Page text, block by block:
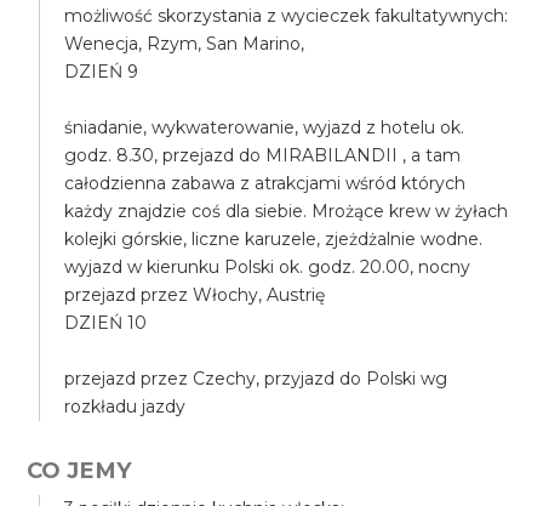
możliwość skorzystania z wycieczek fakultatywnych:
Wenecja, Rzym, San Marino,
DZIEŃ 9
śniadanie, wykwaterowanie, wyjazd z hotelu ok.
godz. 8.30, przejazd do MIRABILANDII , a tam
całodzienna zabawa z atrakcjami wśród których
każdy znajdzie coś dla siebie. Mrożące krew w żyłach
kolejki górskie, liczne karuzele, zjeżdżalnie wodne.
wyjazd w kierunku Polski ok. godz. 20.00, nocny
przejazd przez Włochy, Austrię
DZIEŃ 10
przejazd przez Czechy, przyjazd do Polski wg
rozkładu jazdy
CO JEMY